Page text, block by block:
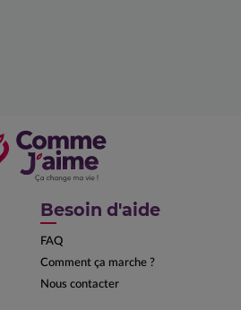
Besoin d'aide
FAQ
Comment ça marche ?
Nous contacter